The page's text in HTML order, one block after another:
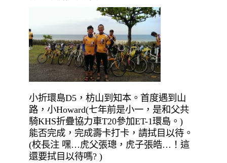
小折環島D5，枋山到知本。首度遇到山
路，小Howard(七年前是小一，是和父共
騎KHS折疊協力車T20參加ET-1環島。)
能否完成，完成壽卡打卡，請拭目以待。
(校長注 嘿…虎父張璁，虎子張皓…！這
還要拭目以待嗎? )